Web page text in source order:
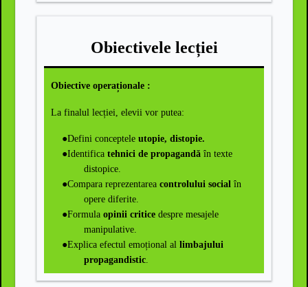
Obiectivele lecției
Obiective operaționale :
La finalul lecției, elevii vor putea:
●Defini concepteleutopie, distopie.
●Identificatehnici de propagandă în texte
distopice.
●Compara reprezentareacontrolului social în
opere diferite.
●Formulaopinii critice despre mesajele
manipulative.
●Explica efectul emoțional allimbajului
propagandistic.